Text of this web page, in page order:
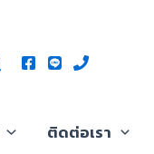
ติดต่อเรา